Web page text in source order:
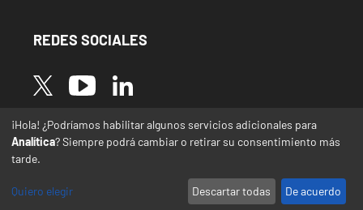
REDES SOCIALES
Image Image Image
* Las traducciones de este sitio web desde el
español a otras lenguas se realizan de forma
automática y pueden contener errores o
¡Hola! ¿Podríamos habilitar algunos servicios adicionales para
Analítica? Siempre podrá cambiar o retirar su consentimiento más
tarde.
Quiero elegir Descartar todas De acuerdo